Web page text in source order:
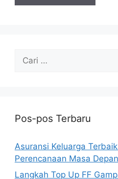
untuk:
Pos-pos Terbaru
Asuransi Keluarga
Perencanaan Masa
Langkah Top Up FF